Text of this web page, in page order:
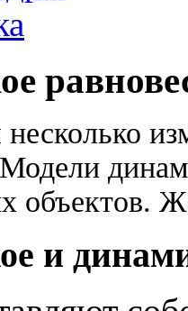
несколько
объектов.
и